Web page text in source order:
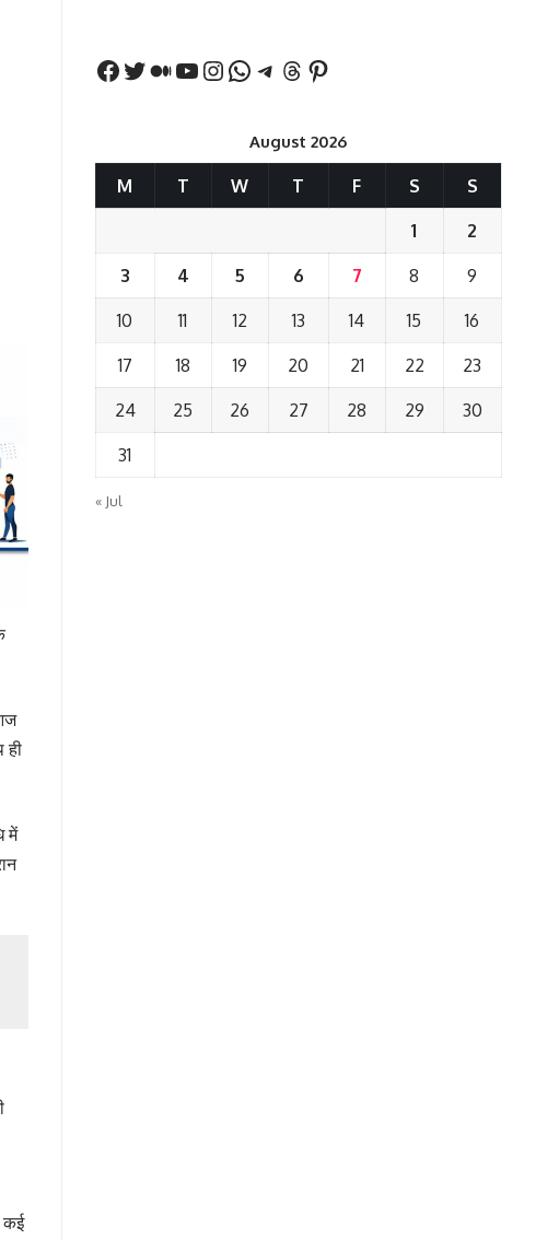
ही
में
कई
August 2026
M T W T F S S
1 2
3 4 5 6 7 8 9
10 11 12 13 14 15 16
17 18 19 20 21 22 23
24 25 26 27 28 29 30
31
« Jul